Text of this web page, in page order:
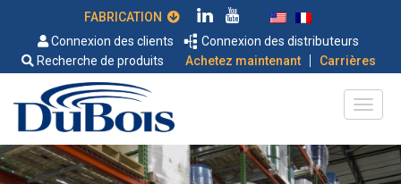
Connexion des clients
Connexion des distributeurs
Recherche de produits
Achetez maintenant | Carrières